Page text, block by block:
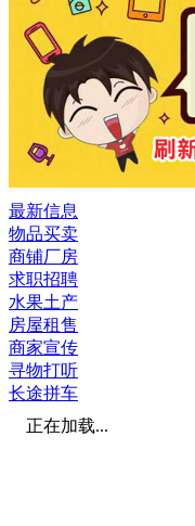
最新信息
物品买卖
商铺厂房
求职招聘
水果土产
房屋租售
商家宣传
寻物打听
长途拼车
正在加载...